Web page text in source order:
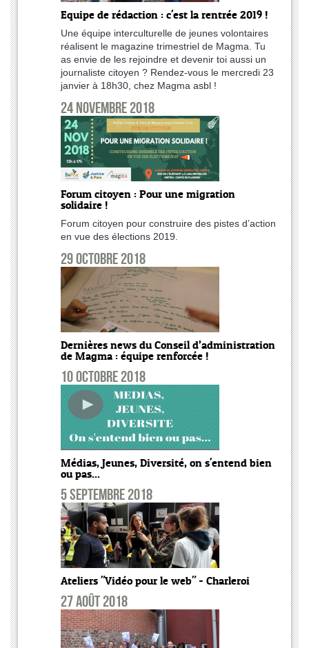
Equipe de rédaction : c'est la rentrée 2019 !
Une équipe interculturelle de jeunes volontaires
réalisent le magazine trimestriel de Magma. Tu
as envie de les rejoindre et devenir toi aussi un
journaliste citoyen ? Rendez-vous le mercredi 23
janvier à 18h30, chez Magma asbl !
24 novembre 2018
Forum citoyen : Pour une migration
solidaire !
Forum citoyen pour construire des pistes d’action
en vue des élections 2019.
29 octobre 2018
Dernières news du Conseil d’administration
de Magma : équipe renforcée !
10 octobre 2018
Médias, Jeunes, Diversité, on s'entend bien
ou pas...
5 septembre 2018
Ateliers "Vidéo pour le web" - Charleroi
27 août 2018